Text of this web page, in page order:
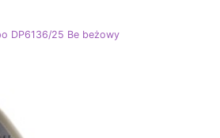
DP6136/25 Be beżowy